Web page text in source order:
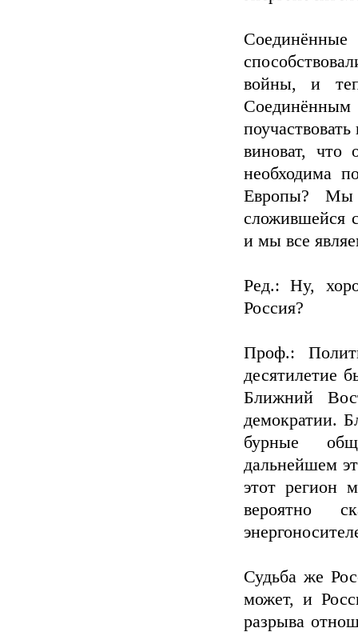
войны, и
Соединённым
виноват, что
необходима
Европы? Мы
сложившейся
и мы все
Ред.: Ну,
Россия?
Проф.:
десятилетие
Ближний
демократии.
бурные
дальнейшем
этот регион
вероятно
Судьба же
может, и
разрыва